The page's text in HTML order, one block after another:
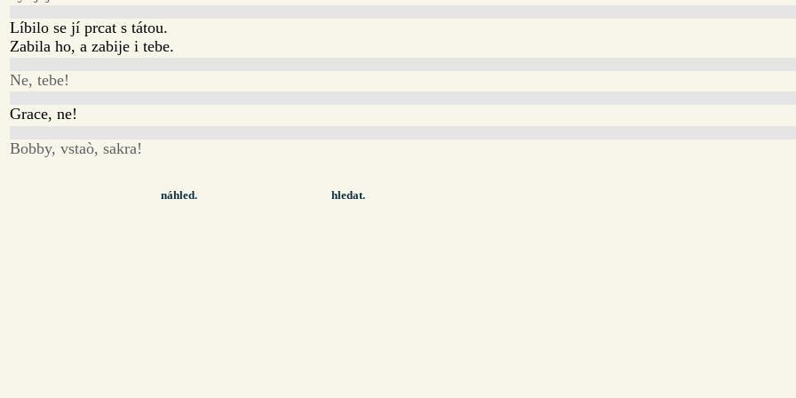
Líbilo se jí prcat s tátou.
Zabila ho, a zabije i tebe.
Ne, tebe!
Grace, ne!
Bobby, vstaò, sakra!
náhled. hledat.